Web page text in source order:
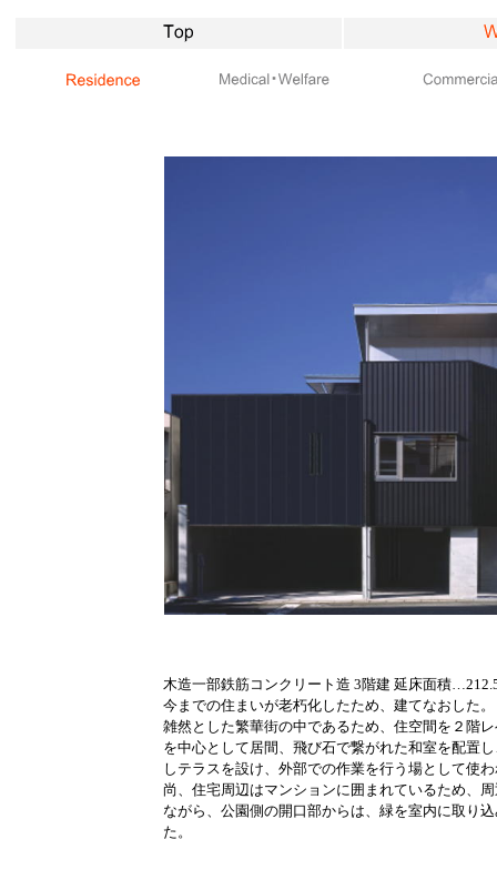
木造一部鉄筋コンクリート造 3階建 延床面積
今までの住まいが老朽化したため、建てなおした。
雑然とした繁華街の中であるため、住空間を２階
を中心として居間、飛び石で繋がれた和室を配置
しテラスを設け、外部での作業を行う場として使
尚、住宅周辺はマンションに囲まれているため、
ながら、公園側の開口部からは、緑を室内に取り
た。